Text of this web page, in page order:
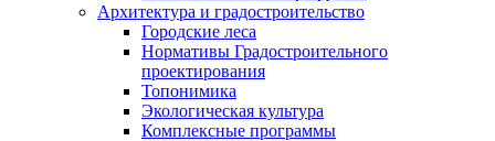
Архитектура и градостроительство
Городские леса
Нормативы Градостроительного
проектирования
Топонимика
Экологическая культура
Комплексные программы